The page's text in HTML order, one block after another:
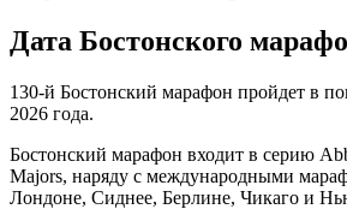
Дата Бостонского
130-й Бостонский марафон пройдет в
2026 года.
Бостонский марафон входит в серию
Majors, наряду с международными
Лондоне, Сиднее, Берлине, Чикаго и